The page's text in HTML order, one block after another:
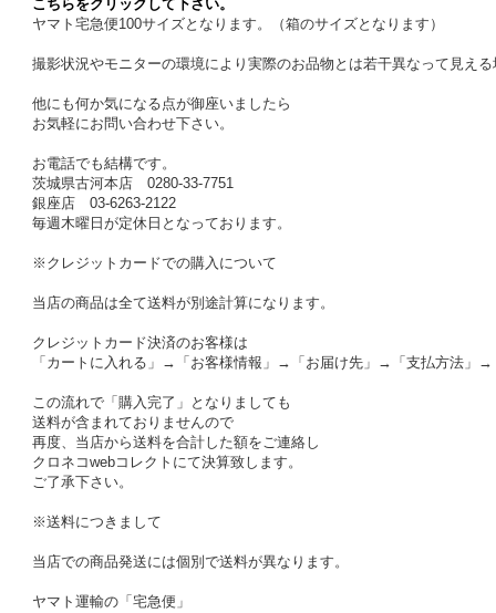
こちらをクリックして下さい。
ヤマト宅急便100サイズとなります。（箱のサイズとなります）
撮影状況やモニターの環境により実際のお品物とは若干異なって見え
他にも何か気になる点が御座いましたら
お気軽にお問い合わせ下さい。
お電話でも結構です。
茨城県古河本店 0280-33-7751
銀座店 03-6263-2122
毎週木曜日が定休日となっております。
※クレジットカードでの購入について
当店の商品は全て送料が別途計算になります。
クレジットカード決済のお客様は
「カートに入れる」→「お客様情報」→「お届け先」→「支払方法」
この流れで「購入完了」となりましても
送料が含まれておりませんので
再度、当店から送料を合計した額をご連絡し
クロネコwebコレクトにて決算致します。
ご了承下さい。
※送料につきまして
当店での商品発送には個別で送料が異なります。
ヤマト運輸の「宅急便」